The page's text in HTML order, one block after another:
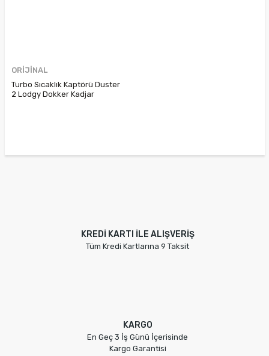
ORİJİNAL
Turbo Sıcaklık Kaptörü Duster
2 Lodgy Dokker Kadjar
KREDİ KARTI İLE ALIŞVERİŞ
Tüm Kredi Kartlarına 9 Taksit
KARGO
En Geç 3 İş Günü İçerisinde
Kargo Garantisi